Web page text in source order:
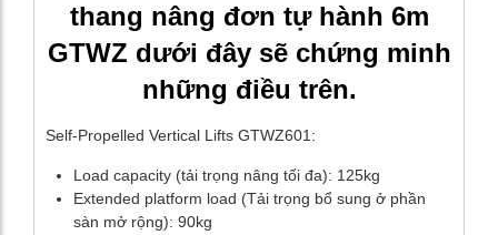
thang nâng đơn tự hành 6m
GTWZ dưới đây sẽ chứng minh
những điều trên.
Self-Propelled Vertical Lifts GTWZ601:
Load capacity (tải trọng nâng tối đa): 125kg
Extended platform load (Tải trọng bổ sung ở phần
sàn mở rộng): 90kg